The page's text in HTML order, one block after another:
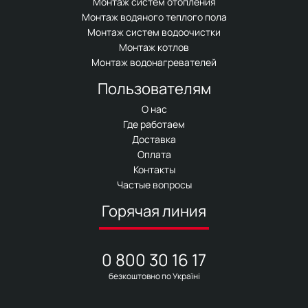
Монтаж водяного теплого пола
Монтаж систем водоочистки
Монтаж котлов
Монтаж водонагревателей
Пользователям
О нас
Где работаем
Доставка
Оплата
Контакты
Частые вопросы
Горячая линия
0 800 30 16 17
безкоштовно по Україні